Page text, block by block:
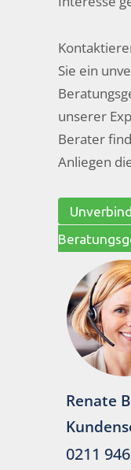
Sie ein
unserer
Berater
Anliegen
Renate
0211